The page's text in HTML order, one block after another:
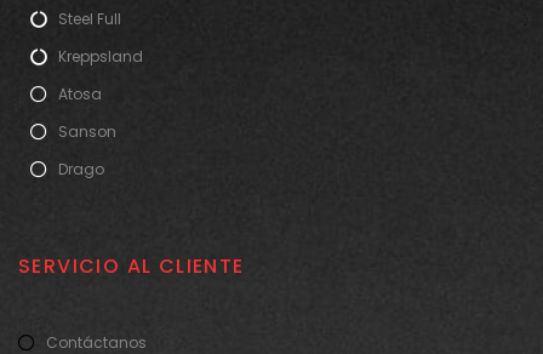
Steel Full
Kreppsland
Atosa
Sanson
Drago
SERVICIO AL CLIENTE
Contáctanos